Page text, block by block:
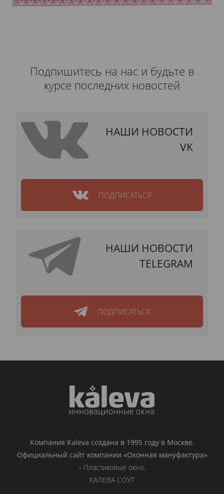
Подпишитесь на нас и будьте в
курсе последних новостей
НАШИ НОВОСТИ
VK
ПОДПИСАТЬСЯ
НАШИ НОВОСТИ
TELEGRAM
ПОДПИСАТЬСЯ
Компания Kaleva создана в 1995 году в Москве.
Официальный сайт компании «Оконная мануфактура»
- Пластиковые окна.
КАЛЕВА СОУТ